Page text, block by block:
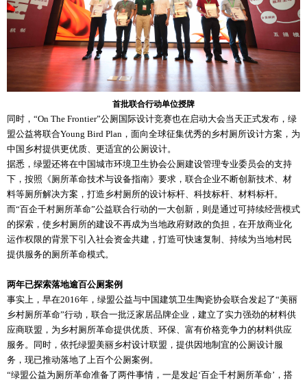
首批联合行动单位授牌
同时，“On The Frontier”公厕国际设计竞赛也在启动大会当天正式发布，绿
盟公益将联合Young Bird Plan，面向全球征集优秀的乡村厕所设计方案，为
中国乡村提供更优质、更适宜的公厕设计。
据悉，绿盟还将在中国城市环境卫生协会公厕建设管理专业委员会的支持
下，按照《厕所革命技术与设备指南》要求，联合企业不断创新技术、材
料等厕所解决方案，打造乡村厕所的设计标杆、科技标杆、材料标杆。
而“百企千村厕所革命”公益联合行动的一大创新，则是通过可持续经营模式
的探索，使乡村厕所的建设不再成为当地政府财政的负担，在开放商业化
运作权限的背景下引入社会资金共建，打造可快速复制、持续为当地村民
提供服务的厕所革命模式。
两年已探索落地逾百公厕案例
事实上，早在2016年，绿盟公益与中国建筑卫生陶瓷协会联合发起了“美丽
乡村厕所革命”行动，联合一批泛家居品牌企业，建立了实力强劲的材料供
应商联盟，为乡村厕所革命提供优质、环保、富有价格竞争力的材料供应
服务。同时，依托绿盟美丽乡村设计联盟，提供因地制宜的公厕设计服
务，现已推动落地了上百个公厕案例。
“绿盟公益为厕所革命准备了两件事情，一是发起‘百企千村厕所革命’，搭